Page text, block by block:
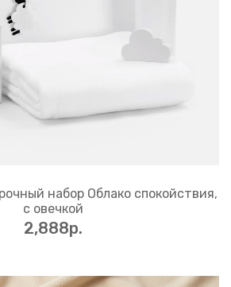
набор Облако спокойствия,
с овечкой
2,888p.